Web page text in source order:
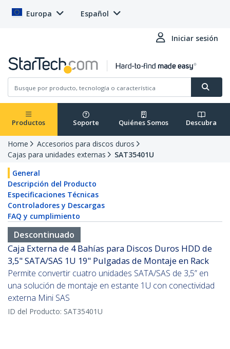
Europa Español
Iniciar sesión
Productos Soporte Quiénes Somos Descubra
Home
Accesorios para discos duros
Cajas para unidades externas
SAT35401U
General
Descripción del Producto
Especificaciones Técnicas
Controladores y Descargas
FAQ y cumplimiento
Descontinuado
Caja Externa de 4 Bahías para Discos Duros HDD de
3,5" SATA/SAS 1U 19" Pulgadas de Montaje en Rack
Permite convertir cuatro unidades SATA/SAS de 3,5” en
una solución de montaje en estante 1U con conectividad
externa Mini SAS
ID del Producto: SAT35401U